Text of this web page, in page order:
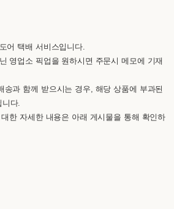
어 택배 서비스입니다.
영업소 픽업을 원하시면 주문시 메모에 기재
송과 함께 받으시는 경우, 해당 상품에 부과된
다.
한 자세한 내용은 아래 게시물을 통해 확인하